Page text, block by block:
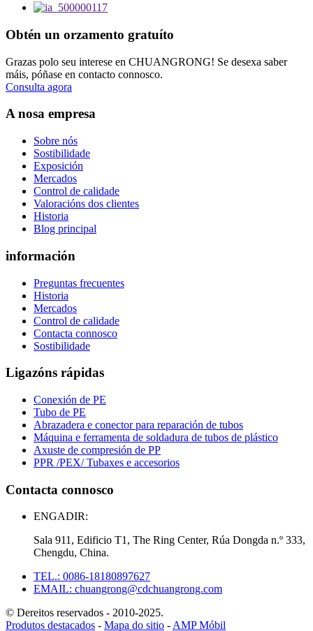
Obtén un orzamento gratuíto
Grazas polo seu interese en CHUANGRONG! Se desexa saber
máis, póñase en contacto connosco.
Consulta agora
A nosa empresa
Sobre nós
Sostibilidade
Exposición
Mercados
Control de calidade
Valoracións dos clientes
Historia
Blog principal
información
Preguntas frecuentes
Historia
Mercados
Control de calidade
Contacta connosco
Sostibilidade
Ligazóns rápidas
Conexión de PE
Tubo de PE
Abrazadera e conector para reparación de tubos
Máquina e ferramenta de soldadura de tubos de plástico
Axuste de compresión de PP
PPR /PEX/ Tubaxes e accesorios
Contacta connosco
ENGADIR:
Sala 911, Edificio T1, The Ring Center, Rúa Dongda n.º 333,
Chengdu, China.
TEL.: 0086-18180897627
EMAIL: chuangrong@cdchuangrong.com
© Dereitos reservados - 2010-2025.
Produtos destacados - Mapa do sitio -AMP Móbil